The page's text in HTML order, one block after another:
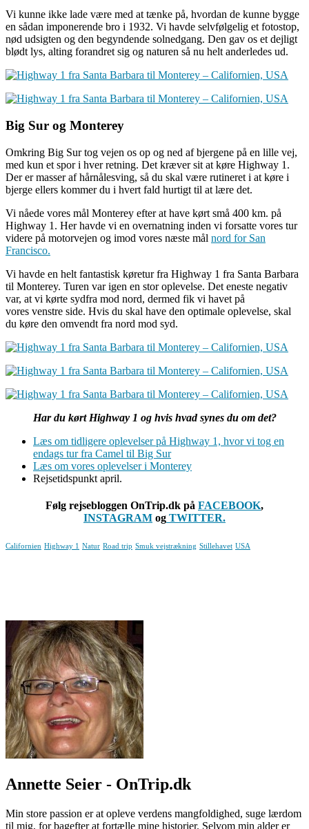
Vi kunne ikke lade være med at tænke på, hvordan de kunne bygge
en sådan imponerende bro i 1932. Vi havde selvfølgelig et fotostop,
nød udsigten og den begyndende solnedgang. Den gav os et dejligt
blødt lys, alting forandret sig og naturen så nu helt anderledes ud.
Big Sur og Monterey
Omkring Big Sur tog vejen os op og ned af bjergene på en lille vej,
med kun et spor i hver retning. Det kræver sit at køre Highway 1.
Der er masser af hårnålesving, så du skal være rutineret i at køre i
bjerge ellers kommer du i hvert fald hurtigt til at lære det.
Vi nåede vores mål Monterey efter at have kørt små 400 km. på
Highway 1. Her havde vi en overnatning inden vi forsatte vores tur
videre på motorvejen og imod vores næste mål nord for San
Francisco.
Vi havde en helt fantastisk køretur fra Highway 1 fra Santa Barbara
til Monterey. Turen var igen en stor oplevelse. Det eneste negativ
var, at vi kørte sydfra mod nord, dermed fik vi havet på
vores venstre side. Hvis du skal have den optimale oplevelse, skal
du køre den omvendt fra nord mod syd.
Har du kørt Highway 1 og hvis hvad synes du om det?
Læs om tidligere oplevelser på Highway 1, hvor vi tog en
endags tur fra Camel til Big Sur
Læs om vores oplevelser i Monterey
Rejsetidspunkt april.
Følg rejsebloggen OnTrip.dk på FACEBOOK,
INSTAGRAM og TWITTER.
Californien Highway 1 Natur Road trip Smuk vejstrækning Stillehavet USA
Annette Seier - OnTrip.dk
Min store passion er at opleve verdens mangfoldighed, suge lærdom
til mig, for bagefter at fortælle mine historier. Selvom min alder er